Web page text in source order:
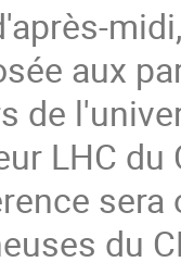
aux
de
LHC du
sera
du